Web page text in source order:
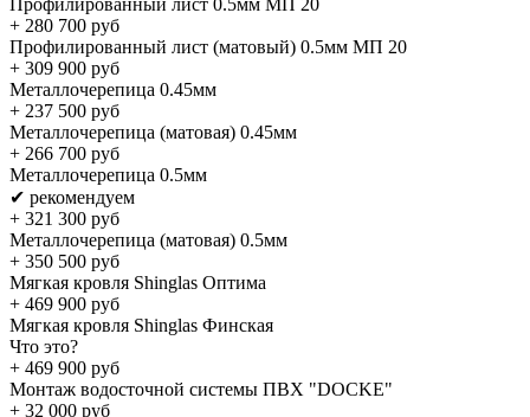
+ 280 700 руб
Профилированный лист (матовый) 0.5мм МП 20
+ 309 900 руб
Металлочерепица 0.45мм
+ 237 500 руб
Металлочерепица (матовая) 0.45мм
+ 266 700 руб
Металлочерепица 0.5мм
✔ рекомендуем
+ 321 300 руб
Металлочерепица (матовая) 0.5мм
+ 350 500 руб
Мягкая кровля Shinglas Оптима
+ 469 900 руб
Мягкая кровля Shinglas Финская
Что это?
+ 469 900 руб
Монтаж водосточной системы ПВХ "DOCKE"
+ 32 000 руб